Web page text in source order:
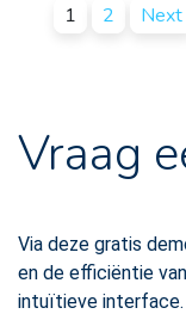
1 2 Next
Vraag
Via deze gratis
en de efficiëntie
intuïtieve interface.